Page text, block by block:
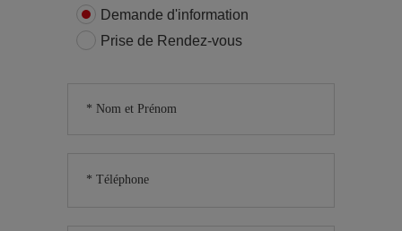
Demande d'information
Prise de Rendez-vous